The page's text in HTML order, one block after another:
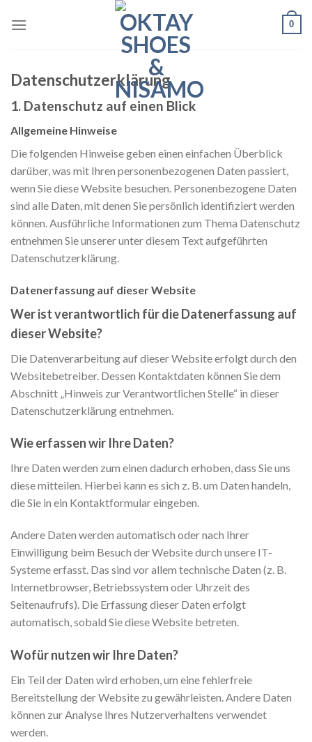
0
Datenschutz­erklärung
1. Datenschutz auf einen Blick
Allgemeine Hinweise
Die folgenden Hinweise geben einen einfachen Überblick
darüber, was mit Ihren personenbezogenen Daten passiert,
wenn Sie diese Website besuchen. Personenbezogene Daten
sind alle Daten, mit denen Sie persönlich identifiziert werden
können. Ausführliche Informationen zum Thema Datenschutz
entnehmen Sie unserer unter diesem Text aufgeführten
Datenschutzerklärung.
Datenerfassung auf dieser Website
Wer ist verantwortlich für die Datenerfassung auf
dieser Website?
Die Datenverarbeitung auf dieser Website erfolgt durch den
Websitebetreiber. Dessen Kontaktdaten können Sie dem
Abschnitt „Hinweis zur Verantwortlichen Stelle“ in dieser
Datenschutzerklärung entnehmen.
Wie erfassen wir Ihre Daten?
Ihre Daten werden zum einen dadurch erhoben, dass Sie uns
diese mitteilen. Hierbei kann es sich z. B. um Daten handeln,
die Sie in ein Kontaktformular eingeben.
Andere Daten werden automatisch oder nach Ihrer
Einwilligung beim Besuch der Website durch unsere IT-
Systeme erfasst. Das sind vor allem technische Daten (z. B.
Internetbrowser, Betriebssystem oder Uhrzeit des
Seitenaufrufs). Die Erfassung dieser Daten erfolgt
automatisch, sobald Sie diese Website betreten.
Wofür nutzen wir Ihre Daten?
Ein Teil der Daten wird erhoben, um eine fehlerfreie
Bereitstellung der Website zu gewährleisten. Andere Daten
können zur Analyse Ihres Nutzerverhaltens verwendet
werden.